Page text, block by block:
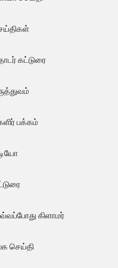
கட்டுரை
பக்கம்
கிளாமர்
செய்தி